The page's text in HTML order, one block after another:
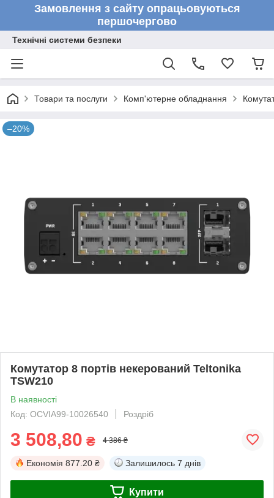
Замовлення з сайту опрацьовуються
першочергово
Технічні системи безпеки
Товари та послуги Комп'ютерне обладнання
–20%
Комутатор 8 портів некерований Teltonika
TSW210
В наявності
Код: OCVIA99-10026540
Роздріб
3 508,80 ₴ 4 386 ₴
Економія 877.20 ₴ Залишилось 7 днів
Купити